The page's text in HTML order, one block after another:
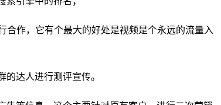
合作，它有个最大的好处是视频是个永远的流量入
达人进行测评宣传。